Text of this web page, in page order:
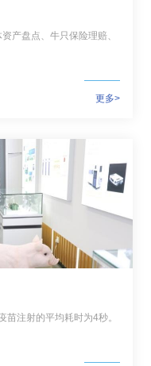
产盘点、牛只保险理赔、
更多>
注射的平均耗时为4秒。